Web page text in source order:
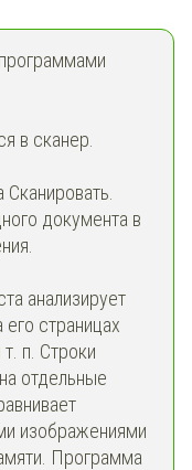
в сканер.
документа в
анализирует
страницах
т. п. Строки
отдельные
изображениями
Программа